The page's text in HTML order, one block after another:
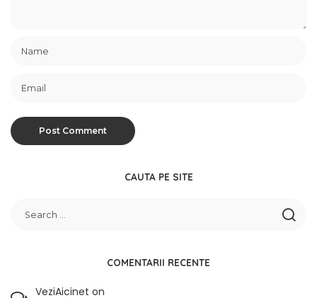
CAUTA PE SITE
COMENTARII RECENTE
VeziAicinet on